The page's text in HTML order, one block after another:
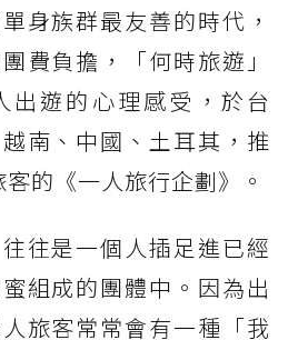
身族群最友善的時代，
費負擔，「何時旅遊」
出遊的心理感受，於台
南、中國、土耳其，推
的《一人旅行企劃》。
往是一個人插足進已經
組成的團體中。因為出
旅客常常會有一種「我